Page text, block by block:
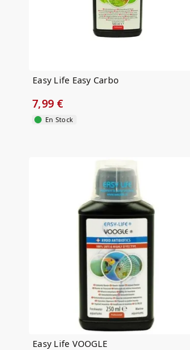
Easy Life Easy Carbo
7,99 €
En Stock
Easy Life VOOGLE